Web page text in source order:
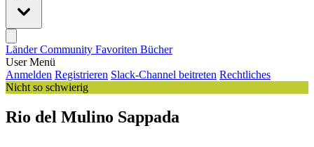
LänderCommunity Favoriten Bücher
User Menü
Anmelden Registrieren Slack-Channel beitreten Rechtliches
Nicht so schwierig
Rio del Mulino Sappada